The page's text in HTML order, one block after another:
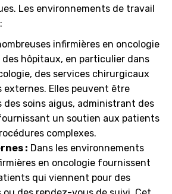
Les environnements de travail
infirmières en oncologie
hôpitaux, en particulier dans
des services chirurgicaux
externes. Elles peuvent être
des soins aigus, administrant des
un soutien aux patients
complexes.
: Dans les environnements
en oncologie fournissent
qui viennent pour des